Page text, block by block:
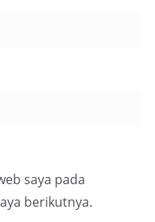
saya pada
berikutnya.